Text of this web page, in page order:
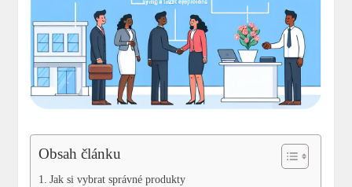
Obsah článku
Jak si vybrat správné produkty